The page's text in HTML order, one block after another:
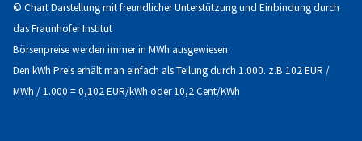
© Chart Darstellung mit freundlicher Unterstützung und Einbindung durch
das Fraunhofer Institut
Börsenpreise werden immer in MWh ausgewiesen.
Den kWh Preis erhält man einfach als Teilung durch 1.000. z.B 102 EUR /
MWh / 1.000 = 0,102 EUR/kWh oder 10,2 Cent/KWh